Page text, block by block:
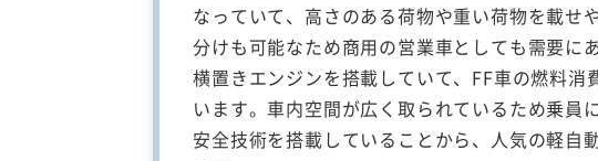
なっていて、高さのある荷物や重い荷物を載せ
分けも可能なため商用の営業車としても需要に
横置きエンジンを搭載していて、FF車の燃料
います。車内空間が広く取られているため乗員
安全技術を搭載していることから、人気の軽自